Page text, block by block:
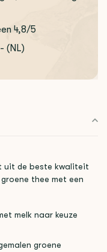
4,8/5
(NL)
uit de beste kwaliteit
thee met een
melk naar keuze
groene